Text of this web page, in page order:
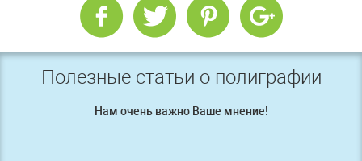
Полезные статьи о полиграфии
Нам очень важно Ваше мнение!